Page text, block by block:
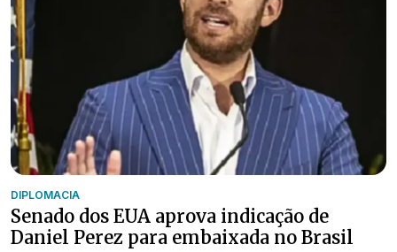
DIPLOMACIA
Senado dos EUA aprova indicação de
Daniel Perez para embaixada no Brasil